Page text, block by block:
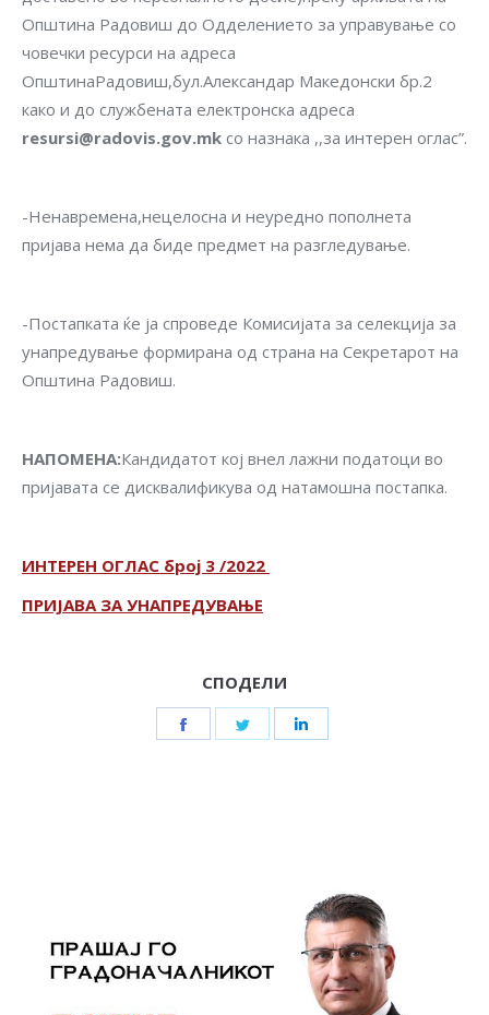
Општина Радовиш до Одделението за управување со
човечки ресурси на адреса
ОпштинаРадовиш,бул.Александар Македонски бр.2
како и до службената електронска адреса
resursi@radovis.gov.mk со назнака ,,за интерен оглас”.
-Ненавремена,нецелосна и неуредно пополнета
пријава нема да биде предмет на разгледување.
-Постапката ќе ја спроведе Комисијата за селекција за
унапредување формирана од страна на Секретарот на
Општина Радовиш.
НАПОМЕНА:Кандидатот кој внел лажни податоци во
пријавата се дисквалификува од натамошна постапка.
ИНТЕРЕН ОГЛАС број 3 /2022
ПРИЈАВА ЗА УНАПРЕДУВАЊЕ
СПОДЕЛИ
Share
Share